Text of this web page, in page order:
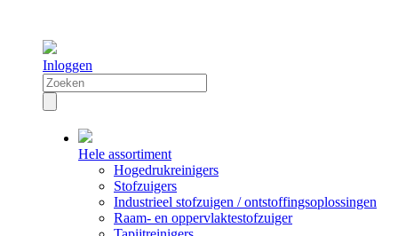
Inloggen
Hele assortiment
Hogedrukreinigers
Stofzuigers
Industrieel stofzuigen / ontstoffingsoplossingen
Raam- en oppervlaktestofzuiger